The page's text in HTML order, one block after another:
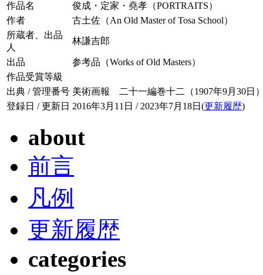
作品名
俊成・定家・堯孝（PORTRAITS）
作者
古土佐（An Old Master of Tosa School）
所蔵者、出品
人
林謙吉郎
出品
参考品（Works of Old Masters）
作品受賞等級
出典 / 管理番号 美術画報 二十一編巻十二（1907年9月30日）
登録日 / 更新日 2016年3月11日 / 2023年7月18日(更新履歴)
about
前言
凡例
更新履歴
categories